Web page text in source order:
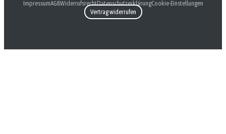
ImpressumAGBWiderrufsrechtDatenschutzerklärungCookie-Einstellungen
Vertrag widerrufen